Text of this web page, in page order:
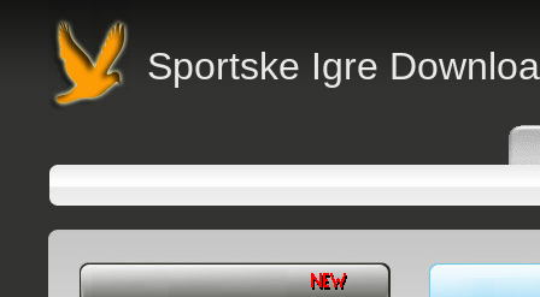
Sportske Igre